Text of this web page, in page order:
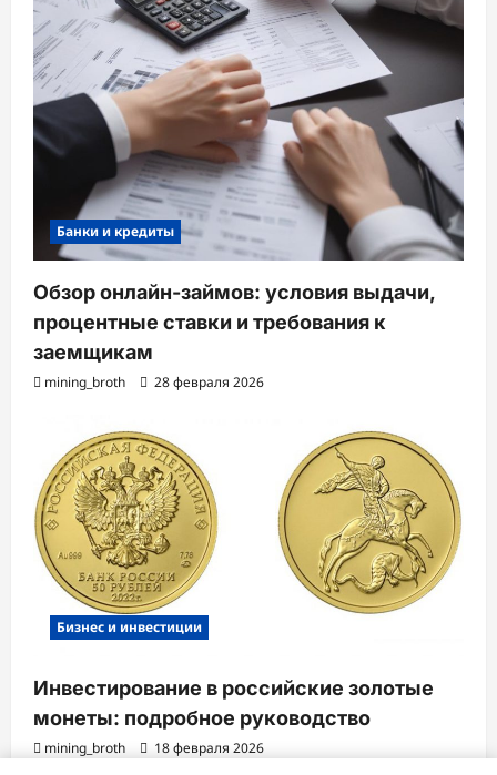
Банки и кредиты
Обзор онлайн-займов: условия выдачи,
процентные ставки и требования к
заемщикам
mining_broth 28 февраля 2026
Бизнес и инвестиции
Инвестирование в российские золотые
монеты: подробное руководство
mining_broth 18 февраля 2026